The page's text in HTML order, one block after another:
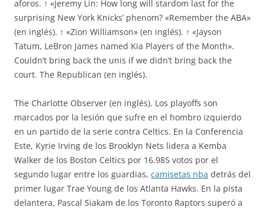
aforos. ↑ «Jeremy Lin: How long will stardom last for the
surprising New York Knicks’ phenom? «Remember the ABA»
(en inglés). ↑ «Zion Williamson» (en inglés). ↑ «Jayson
Tatum, LeBron James named Kia Players of the Month».
Couldn’t bring back the unis if we didn’t bring back the
court. The Republican (en inglés).
The Charlotte Observer (en inglés). Los playoffs son
marcados por la lesión que sufre en el hombro izquierdo
en un partido de la serie contra Celtics. En la Conferencia
Este, Kyrie Irving de los Brooklyn Nets lidera a Kemba
Walker de los Boston Celtics por 16.985 votos por el
segundo lugar entre los guardias, camisetas nba detrás del
primer lugar Trae Young de los Atlanta Hawks. En la pista
delantera, Pascal Siakam de los Toronto Raptors superó a